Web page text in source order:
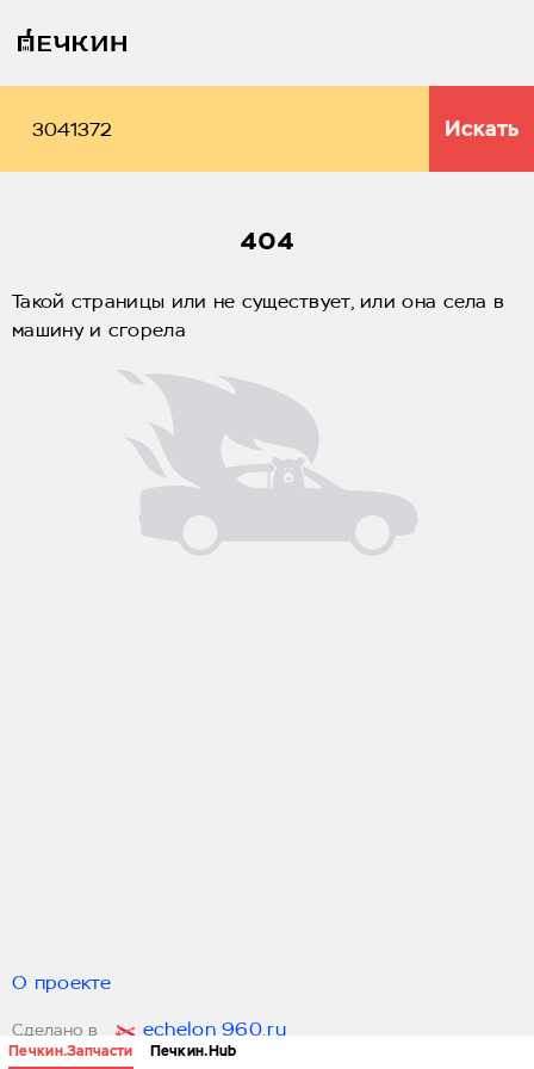
Печкин.Запчасти Печкин.Hub
Искать
404
Такой страницы или не существует, или она села в
машину и сгорела
О проекте
Сделано в echelon 960.ru